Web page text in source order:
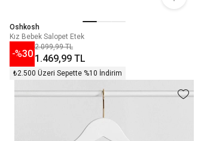
Oshkosh
Kız Bebek Salopet Etek
-%30
2.099,99 TL
1.469,99 TL
₺2.500 Üzeri Sepette %10 İndirim